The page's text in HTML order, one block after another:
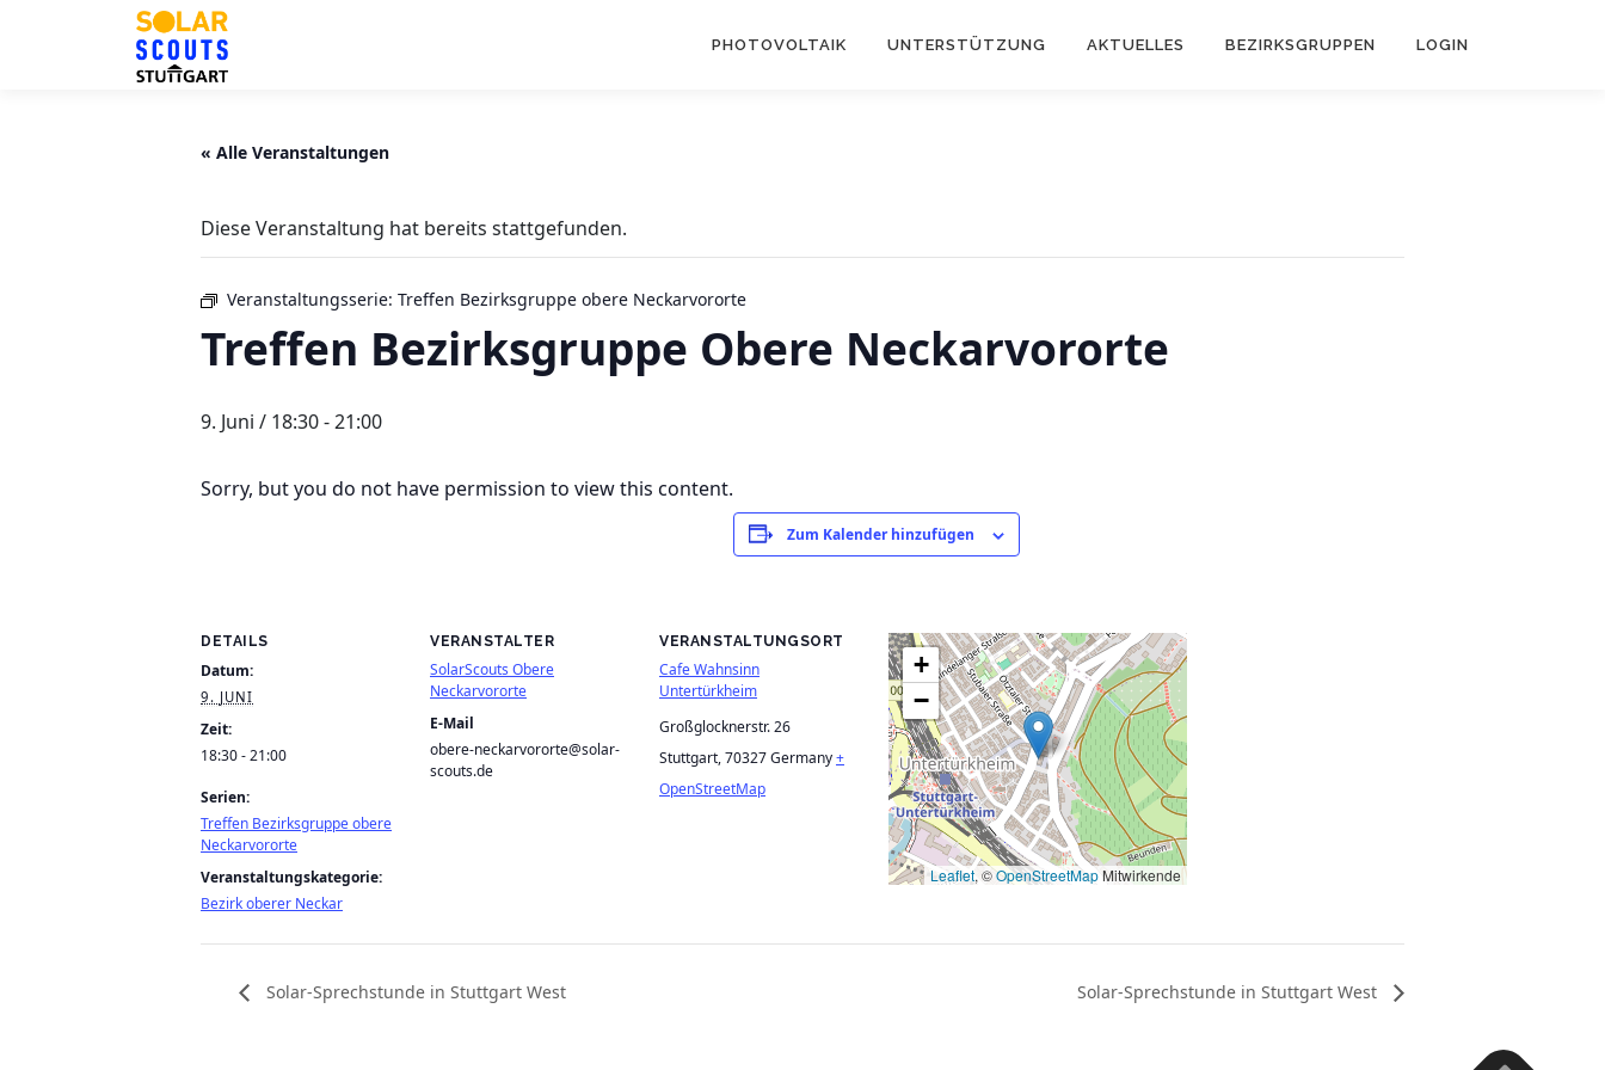
PHOTOVOLTAIK UNTERSTÜTZUNG AKTUELLES BEZIRKSGRUPPEN LOGIN
« Alle Veranstaltungen
Diese Veranstaltung hat bereits stattgefunden.
Veranstaltungsserie: Treffen Bezirksgruppe obere Neckarvororte
Treffen Bezirksgruppe Obere Neckarvororte
9. Juni / 18:30-21:00
Sorry, but you do not have permission to view this content.
Zum Kalender hinzufügen
DETAILS
Datum:
9. JUNI
Zeit:
18:30 - 21:00
Serien:
Treffen Bezirksgruppe obere
Neckarvororte
Veranstaltungskategorie:
Bezirk oberer Neckar
VERANSTALTER
SolarScouts Obere
Neckarvororte
E-Mail
obere-neckarvororte@solar-
scouts.de
VERANSTALTUNGSORT
Cafe Wahnsinn
Untertürkheim
Großglocknerstr. 26
Stuttgart,70327Germany+
OpenStreetMap
+
−
Leaflet, ©OpenStreetMapMitwirkende
Solar-Sprechstunde in Stuttgart West Solar-Sprechstunde in Stuttgart West